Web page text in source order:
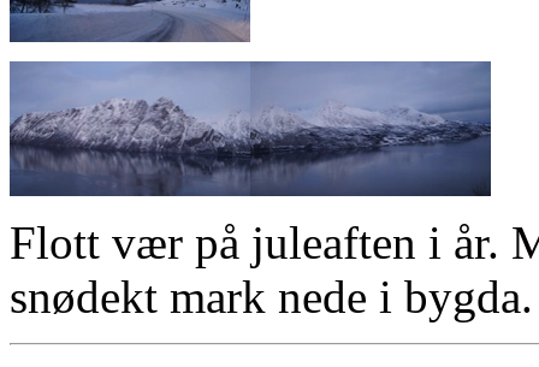
Flott vær på juleaften i år.
snødekt mark nede i bygda.